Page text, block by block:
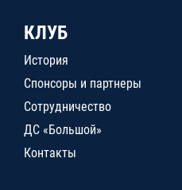
КЛУБ
История
Спонсоры и партнеры
Сотрудничество
ДС «Большой»
Контакты